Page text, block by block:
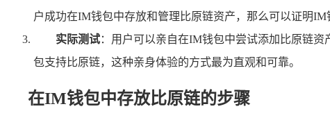
户成功在IM钱包中存放和管理比原链资产，那么可以证明IM
实际测试：用户可以亲自在IM钱包中尝试添加比原链
包支持比原链，这种亲身体验的方式最为直观和可靠。
在IM钱包中存放比原链的步骤